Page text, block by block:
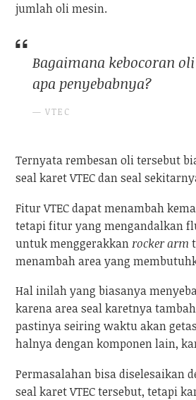
jumlah oli mesin.
Bagaimana kebocoran
apa penyebabnya?
VTEC
Ternyata rembesan oli tersebut
seal karet VTEC dan seal
Fitur VTEC dapat menambah
tetapi fitur yang mengandalkan
untuk menggerakkanrocker arm
menambah area yang
Hal inilah yang biasanya
karena area seal karetnya
pastinya seiring waktu akan
halnya dengan komponen lain,
Permasalahan bisa diselesaikan
seal karet VTEC tersebut, tetapi